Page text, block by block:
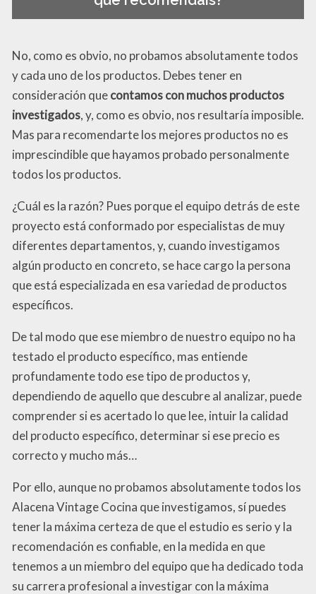
No, como es obvio, no probamos absolutamente todos
y cada uno de los productos. Debes tener en
consideración quecontamos con muchos productos
investigados, y, como es obvio, nos resultaría imposible.
Mas para recomendarte los mejores productos no es
imprescindible que hayamos probado personalmente
todos los productos.
¿Cuál es la razón? Pues porque el equipo detrás de este
proyecto está conformado por especialistas de muy
diferentes departamentos, y, cuando investigamos
algún producto en concreto, se hace cargo la persona
que está especializada en esa variedad de productos
específicos.
De tal modo que ese miembro de nuestro equipo no ha
testado el producto específico, mas entiende
profundamente todo ese tipo de productos y,
dependiendo de aquello que descubre al analizar, puede
comprender si es acertado lo que lee, intuir la calidad
del producto específico, determinar si ese precio es
correcto y mucho más…
Por ello, aunque no probamos absolutamente todos los
Alacena Vintage Cocina que investigamos, sí puedes
tener la máxima certeza de que el estudio es serio y la
recomendación es confiable, en la medida en que
tenemos a un miembro del equipo que ha dedicado toda
su carrera profesional a investigar con la máxima